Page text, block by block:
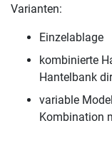
Varianten:
Einzelablage
kombinierte
Hantelbank
variable
Kombination